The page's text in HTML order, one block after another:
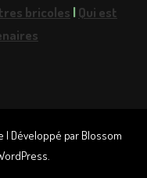
bricoles |Qui est
| Développé parBlossom
.